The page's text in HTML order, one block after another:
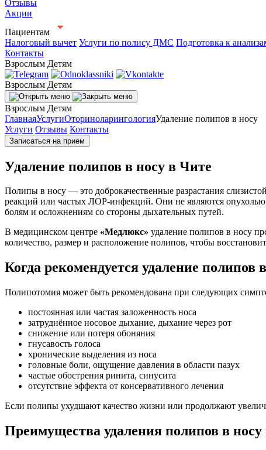
Отзывы
Акции
Пациентам
Налоговый вычет Услуги по полису ДМС Подготовка к
Контакты
Взрослым Детям
Взрослым Детям
Взрослым Детям
ГлавнаяУслугиОториноларингологияУдаление полипов в носу
Услуги Отзывы Контакты
Записаться на прием
Удаление полипов в носу в Чите
Полипы в носу — это доброкачественные разрастания
реакций или частых ЛОР-инфекций. Они не являются
болям и осложнениям со стороны дыхательных путей.
В медицинском центре «Медлюкс» удаление полипов в носу
количество, размер и расположение полипов, чтобы
Когда рекомендуется удаление полипов
Полипотомия может быть рекомендована при следующих
постоянная или частая заложенность носа
затруднённое носовое дыхание, дыхание через рот
снижение или потеря обоняния
гнусавость голоса
хронические выделения из носа
головные боли, ощущение давления в области пазух
частые обострения ринита, синусита
отсутствие эффекта от консервативного лечения
Если полипы ухудшают качество жизни или продолжают
Преимущества удаления полипов в